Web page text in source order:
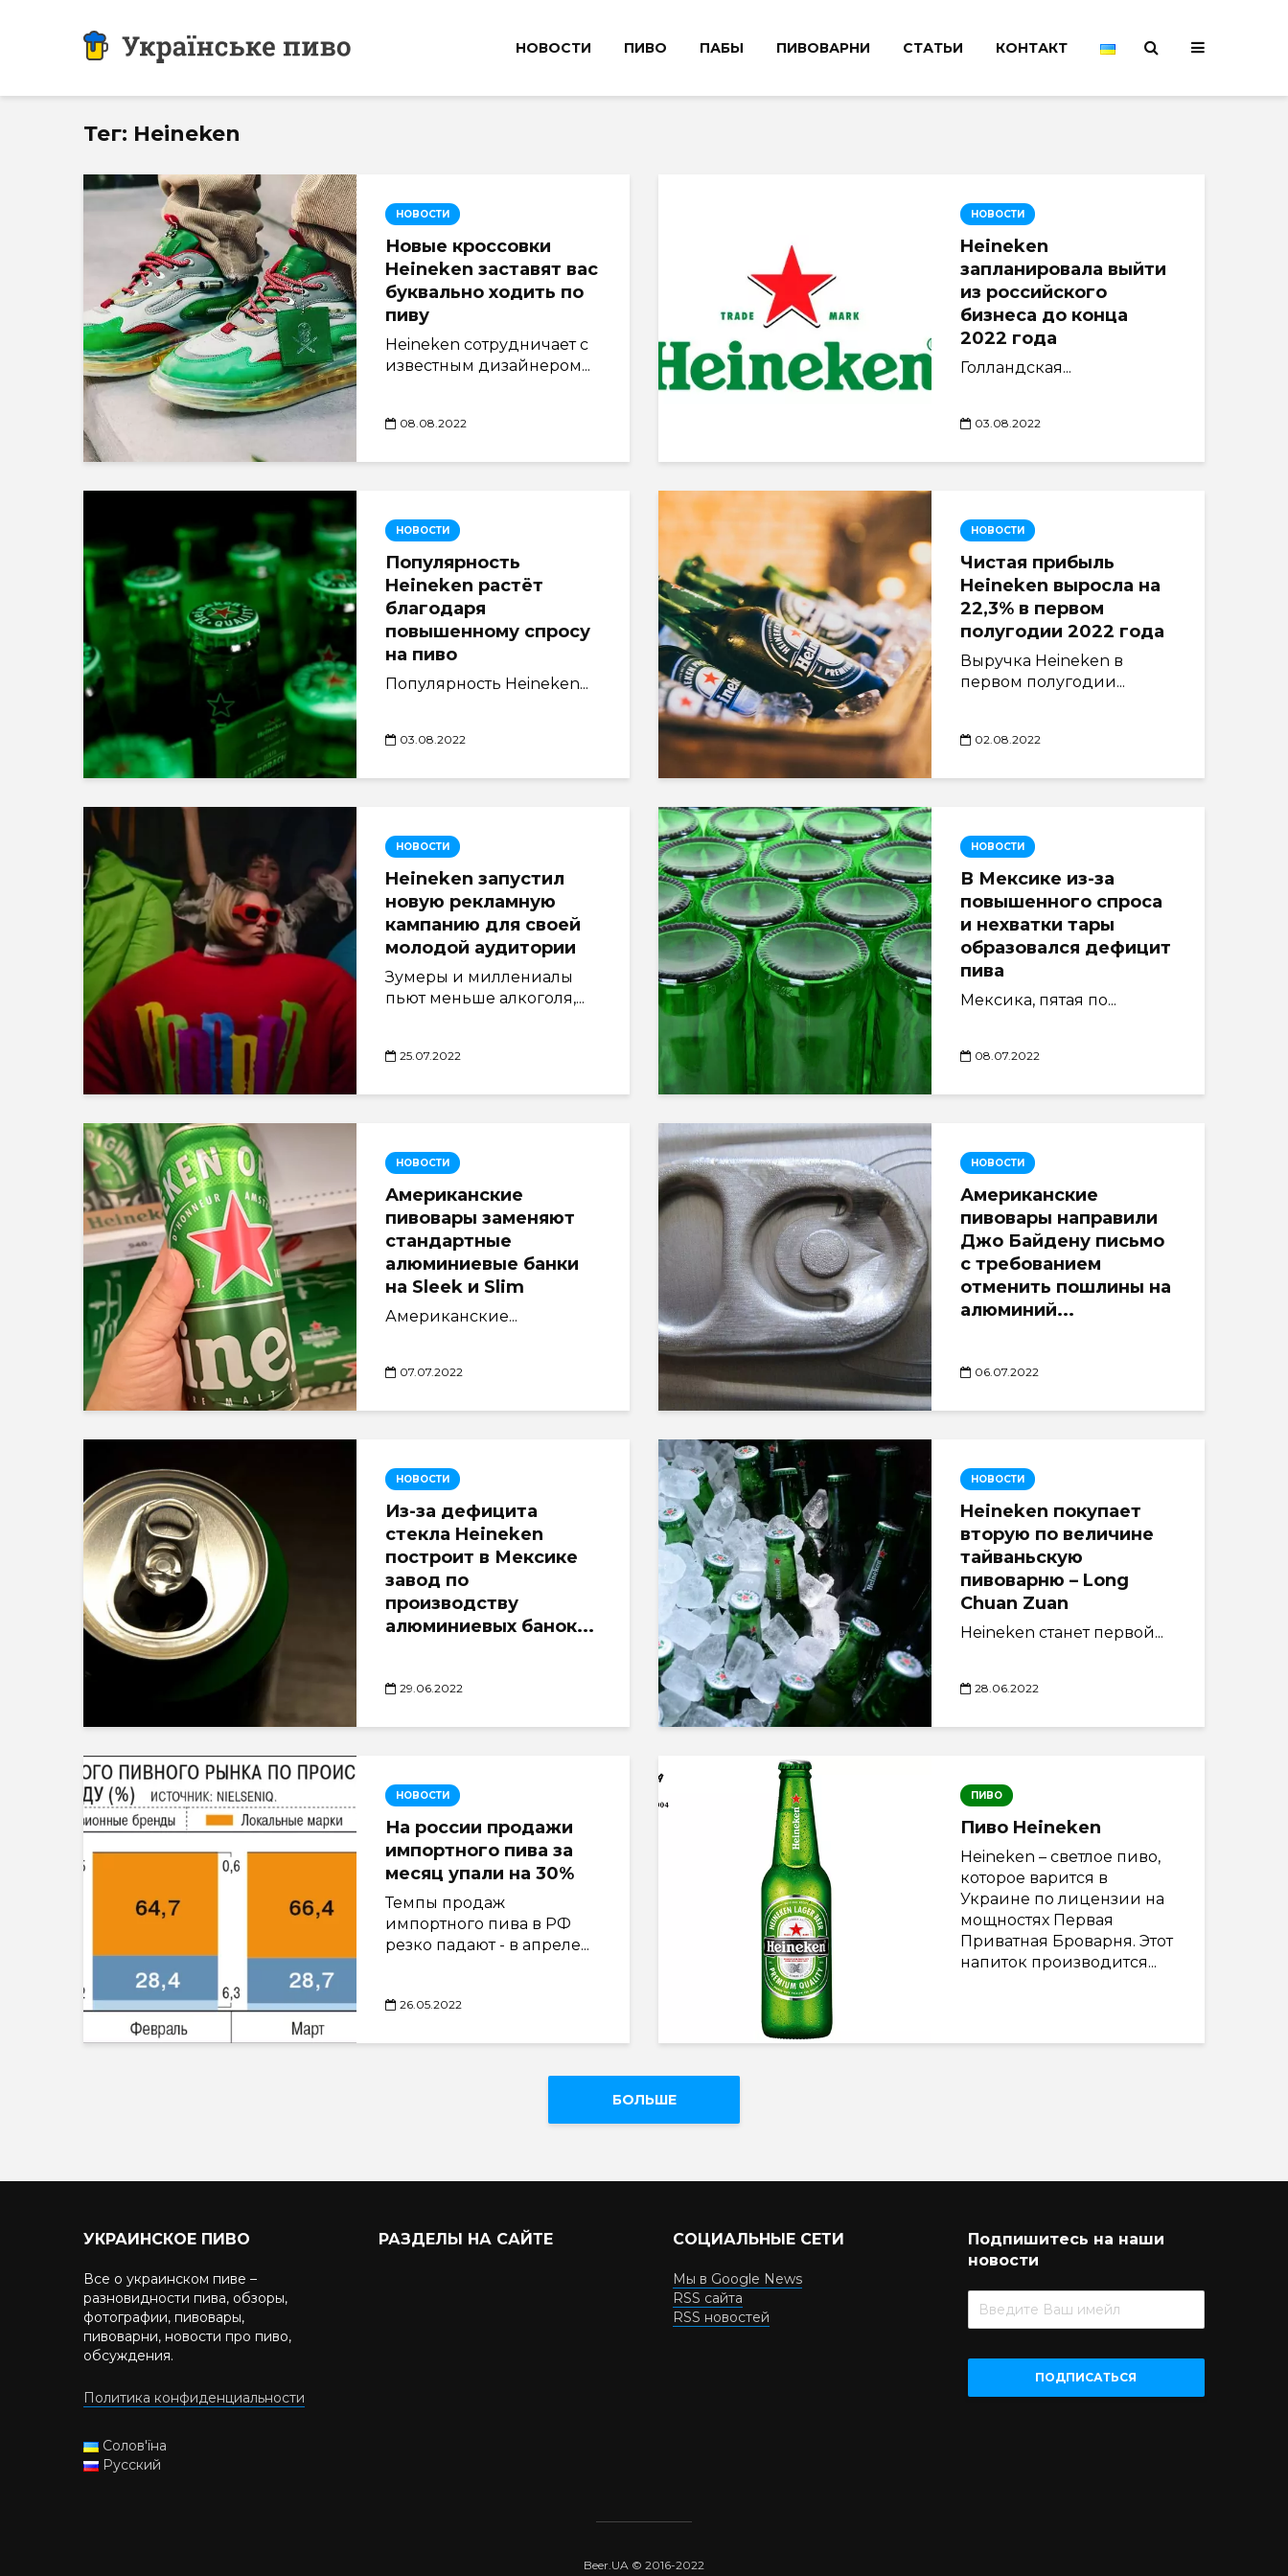
НОВОСТИ ПИВО ПАБЫ ПИВОВАРНИ СТАТЬИ КОНТАКТ
Тег: Heineken
НОВОСТИ
Новые кроссовки
Heineken заставят вас
буквально ходить по
пиву
Heineken сотрудничает с
известным дизайнером...
08.08.2022
НОВОСТИ
Heineken
запланировала выйти
из российского
бизнеса до конца
2022 года
Голландская...
03.08.2022
НОВОСТИ
Популярность
Heineken растёт
благодаря
повышенному спросу
на пиво
Популярность Heineken...
03.08.2022
НОВОСТИ
Чистая прибыль
Heineken выросла на
22,3% в первом
полугодии 2022 года
Выручка Heineken в
первом полугодии...
02.08.2022
НОВОСТИ
Heineken запустил
новую рекламную
кампанию для своей
молодой аудитории
Зумеры и миллениалы
пьют меньше алкоголя,...
25.07.2022
НОВОСТИ
В Мексике из-за
повышенного спроса
и нехватки тары
образовался дефицит
пива
Мексика, пятая по...
08.07.2022
НОВОСТИ
Американские
пивовары заменяют
стандартные
алюминиевые банки
на Sleek и Slim
Американские...
07.07.2022
НОВОСТИ
Американские
пивовары направили
Джо Байдену письмо
с требованием
отменить пошлины на
алюминий...
06.07.2022
НОВОСТИ
Из-за дефицита
стекла Heineken
построит в Мексике
завод по
производству
алюминиевых банок...
29.06.2022
НОВОСТИ
Heineken покупает
вторую по величине
тайваньскую
пивоварню – Long
Chuan Zuan
Heineken станет первой...
28.06.2022
НОВОСТИ
На россии продажи
импортного пива за
месяц упали на 30%
Темпы продаж
импортного пива в РФ
резко падают - в апреле...
26.05.2022
ПИВО
Пиво Heineken
Heineken – светлое пиво,
которое варится в
Украине по лицензии на
мощностях Первая
Приватная Броварня. Этот
напиток производится...
БОЛЬШЕ
УКРАИНСКОЕ ПИВО
Все о украинском пиве –
разновидности пива, обзоры,
фотографии, пивовары,
пивоварни, новости про пиво,
обсуждения.
Политика конфиденциальности
Солов'їна
Русский
РАЗДЕЛЫ НА САЙТЕ СОЦИАЛЬНЫЕ СЕТИ
Мы в Google News
RSS сайта
RSS новостей
Подпишитесь на наши
новости
Beer.UA © 2016-2022